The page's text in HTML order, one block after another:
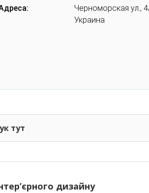
Черноморская ул.,
Украина
тут
дизайну